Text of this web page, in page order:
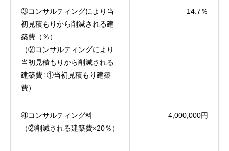
③コンサルティングにより当
初見積もりから削減される建
築費（％）
（②コンサルティングにより
当初見積もりから削減される
建築費÷①当初見積もり建築
費）
14.7％
④コンサルティング料
（②削減される建築費×20％）
4,000,000円